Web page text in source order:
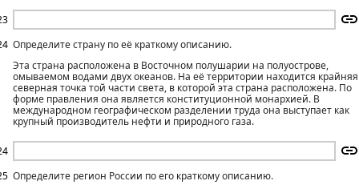
Определите страну по её краткому описанию.
Эта страна расположена в Восточном полушарии на полуострове,
омываемом водами двух океанов. На её территории находится крайняя
северная точка той части света, в которой эта страна расположена. По
форме правления она является конституционной монархией. В
международном географическом разделении труда она выступает как
крупный производитель нефти и природного газа.
Определите регион России по его краткому описанию.